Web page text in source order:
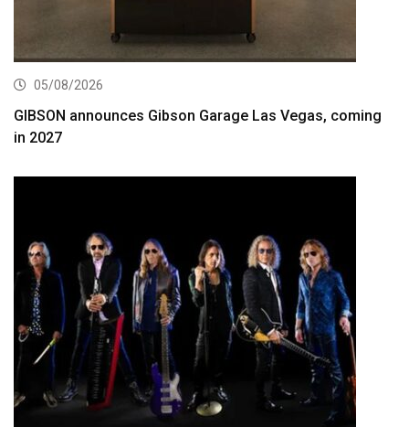
05/08/2026
GIBSON announces Gibson Garage Las Vegas, coming
in 2027